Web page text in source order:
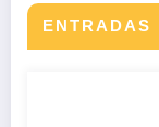
ENTRADAS